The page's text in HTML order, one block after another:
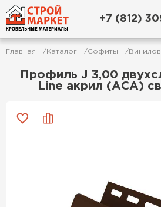
+7 (812)
Главная Каталог Софиты
Профиль J 3,00
Line акрил (АСА)